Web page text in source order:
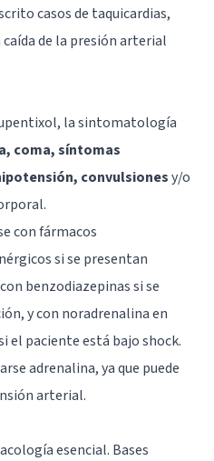
casos de taquicardias,
de la presión arterial
la sintomatología
coma, síntomas
convulsionesy/o
con fármacos
si se presentan
benzodiazepinas si se
y con noradrenalina en
el paciente está bajo shock.
adrenalina, ya que puede
arterial.
esencial. Bases